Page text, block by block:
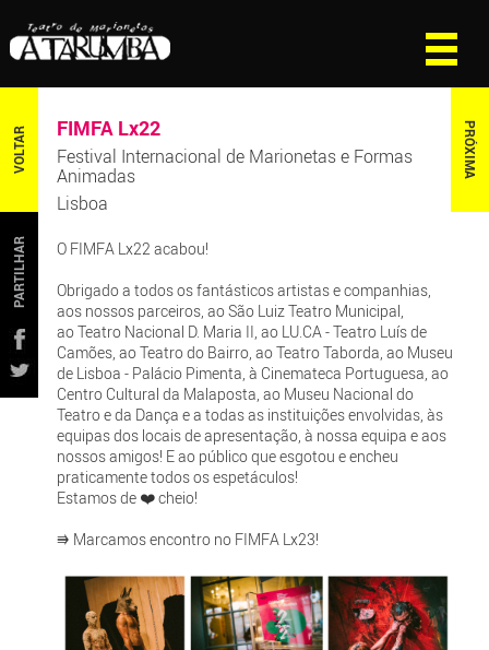
VOLTAR PRÓXIMA
PARTILHAR
FIMFA Lx22
Festival Internacional de Marionetas e Formas
Animadas
Lisboa
O FIMFA Lx22 acabou!
Obrigado a todos os fantásticos artistas e companhias,
aos nossos parceiros, ao São Luiz Teatro Municipal,
ao Teatro Nacional D. Maria II, ao LU.CA - Teatro Luís de
Camões, ao Teatro do Bairro, ao Teatro Taborda, ao Museu
de Lisboa - Palácio Pimenta, à Cinemateca Portuguesa, ao
Centro Cultural da Malaposta, ao Museu Nacional do
Teatro e da Dança e a todas as instituições envolvidas, às
equipas dos locais de apresentação, à nossa equipa e aos
nossos amigos! E ao público que esgotou e encheu
praticamente todos os espetáculos!
Estamos de ❤️ cheio!
⭆ Marcamos encontro no FIMFA Lx23!